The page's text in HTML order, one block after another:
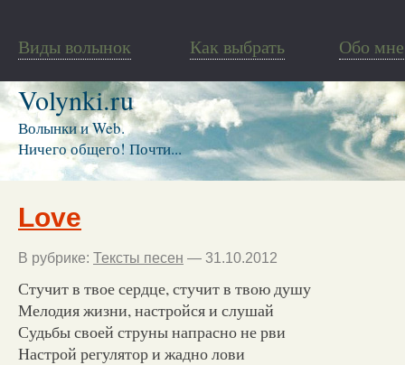
Виды волынок Как выбрать Обо мне
Volynki.ru
Волынки и Web.
Ничего общего! Почти...
Love
В рубрике: Тексты песен — 31.10.2012
Стучит в твое сердце, стучит в твою душу
Мелодия жизни, настройся и слушай
Судьбы своей струны напрасно не рви
Настрой регулятор и жадно лови